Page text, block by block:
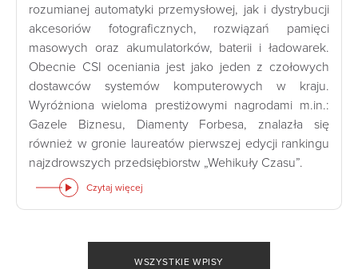
rozumianej automatyki przemysłowej, jak i dystrybucji
akcesoriów fotograficznych, rozwiązań pamięci
masowych oraz akumulatorków, baterii i ładowarek.
Obecnie CSI oceniania jest jako jeden z czołowych
dostawców systemów komputerowych w kraju.
Wyróżniona wieloma prestiżowymi nagrodami m.in.:
Gazele Biznesu, Diamenty Forbesa, znalazła się
również w gronie laureatów pierwszej edycji rankingu
najzdrowszych przedsiębiorstw „Wehikuły Czasu”.
Czytaj więcej
WSZYSTKIE WPISY